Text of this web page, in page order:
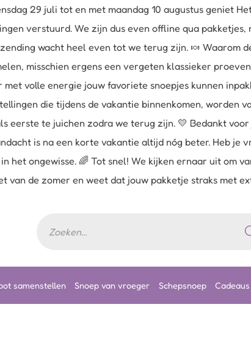
29 juli tot en met maandag 10 augustus geniet
verstuurd. We zijn dus even offline qua
wacht heel even tot we terug zijn. 🍬 Waarom
misschien ergens een vergeten klassieker
volle energie jouw favoriete snoepjes kunnen
die tijdens de vakantie binnenkomen,
eerste te juichen zodra we terug zijn. 💛 Bedankt
is na een korte vakantie altijd nóg beter. Heb
ongewisse. 🌈 Tot snel! We kijken ernaar uit om
van de zomer en weet dat jouw pakketje straks met
zoeken
samenstellen Snoep van vroeger Schepsnoep Cadeaus